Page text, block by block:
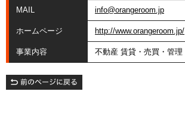
MAIL info@orangeroom.jp
ホームページ http://www.orangeroom.jp/
事業内容 不動産 賃貸・売買・管理